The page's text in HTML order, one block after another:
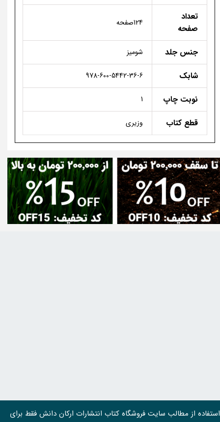
تعداد
صفحه
124صفحه
جنس جلد شومیز
شابک 978-600-5442-36-6
نوبت چاپ 1
قطع کتاب وزیری
استفاده از مطالب سايت فروشگاه کتاب انتشارات ارکان دانش فقط برای